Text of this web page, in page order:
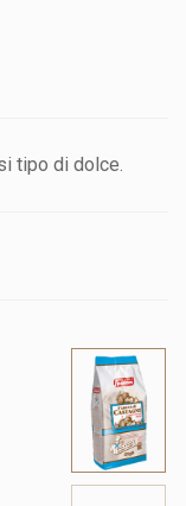
tipo di dolce.